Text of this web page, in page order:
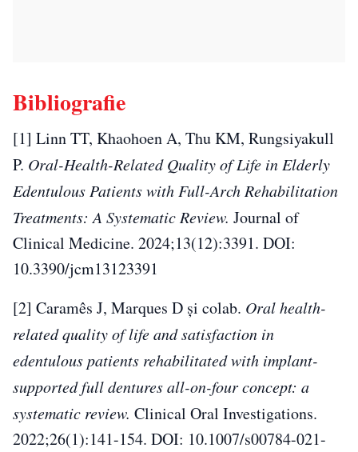
Bibliografie
[1] Linn TT, Khaohoen A, Thu KM, Rungsiyakull
P. Oral-Health-Related Quality of Life in Elderly
Edentulous Patients with Full-Arch Rehabilitation
Treatments: A Systematic Review. Journal of
Clinical Medicine. 2024;13(12):3391. DOI:
10.3390/jcm13123391
[2] Caramês J, Marques D și colab. Oral health-
related quality of life and satisfaction in
edentulous patients rehabilitated with implant-
supported full dentures all-on-four concept: a
systematic review. Clinical Oral Investigations.
2022;26(1):141-154. DOI: 10.1007/s00784-021-